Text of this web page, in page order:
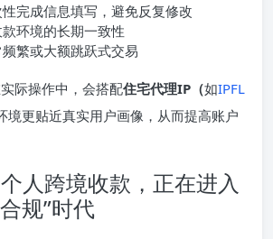
完成信息填写，避免反复修改
环境的长期一致性
繁或大额跳跃式交易
际操作中，会搭配住宅代理IP（如IPFL
境更贴近真实用户画像，从而提高账户
人跨境收款，正在进入
规”时代